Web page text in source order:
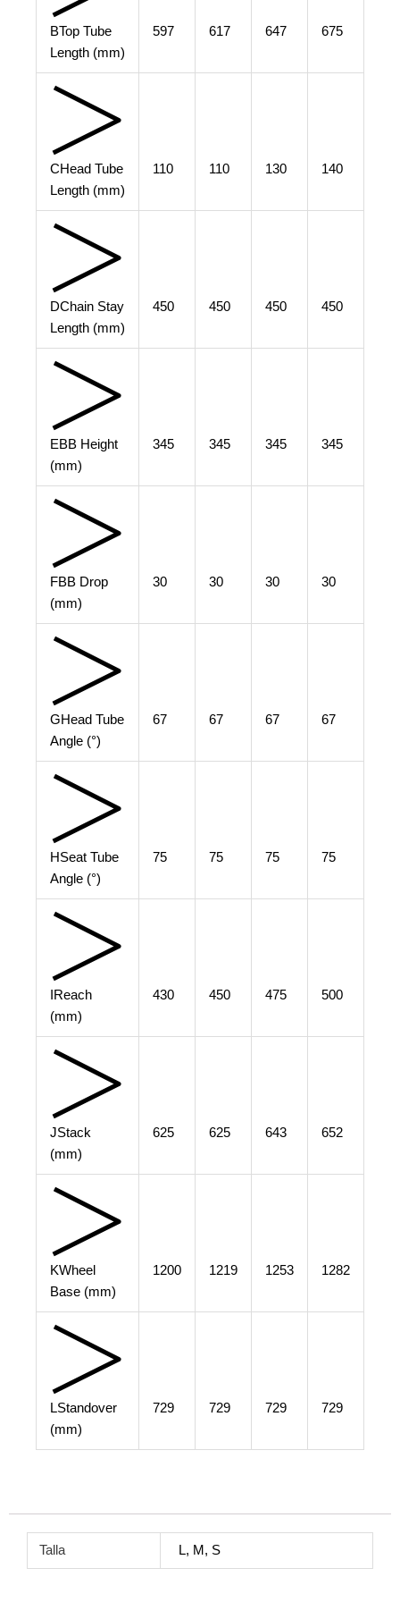
BTop Tube
Length (mm)
597 617 647 675
CHead Tube
Length (mm)
110 110 130 140
DChain Stay
Length (mm)
450 450 450 450
EBB Height
(mm)
345 345 345 345
FBB Drop
(mm)
30 30 30 30
GHead Tube
Angle (°)
67 67 67 67
HSeat Tube
Angle (°)
75 75 75 75
IReach
(mm)
430 450 475 500
JStack
(mm)
625 625 643 652
KWheel
Base (mm)
1200 1219 1253 1282
LStandover
(mm)
729 729 729 729
Talla L, M, S